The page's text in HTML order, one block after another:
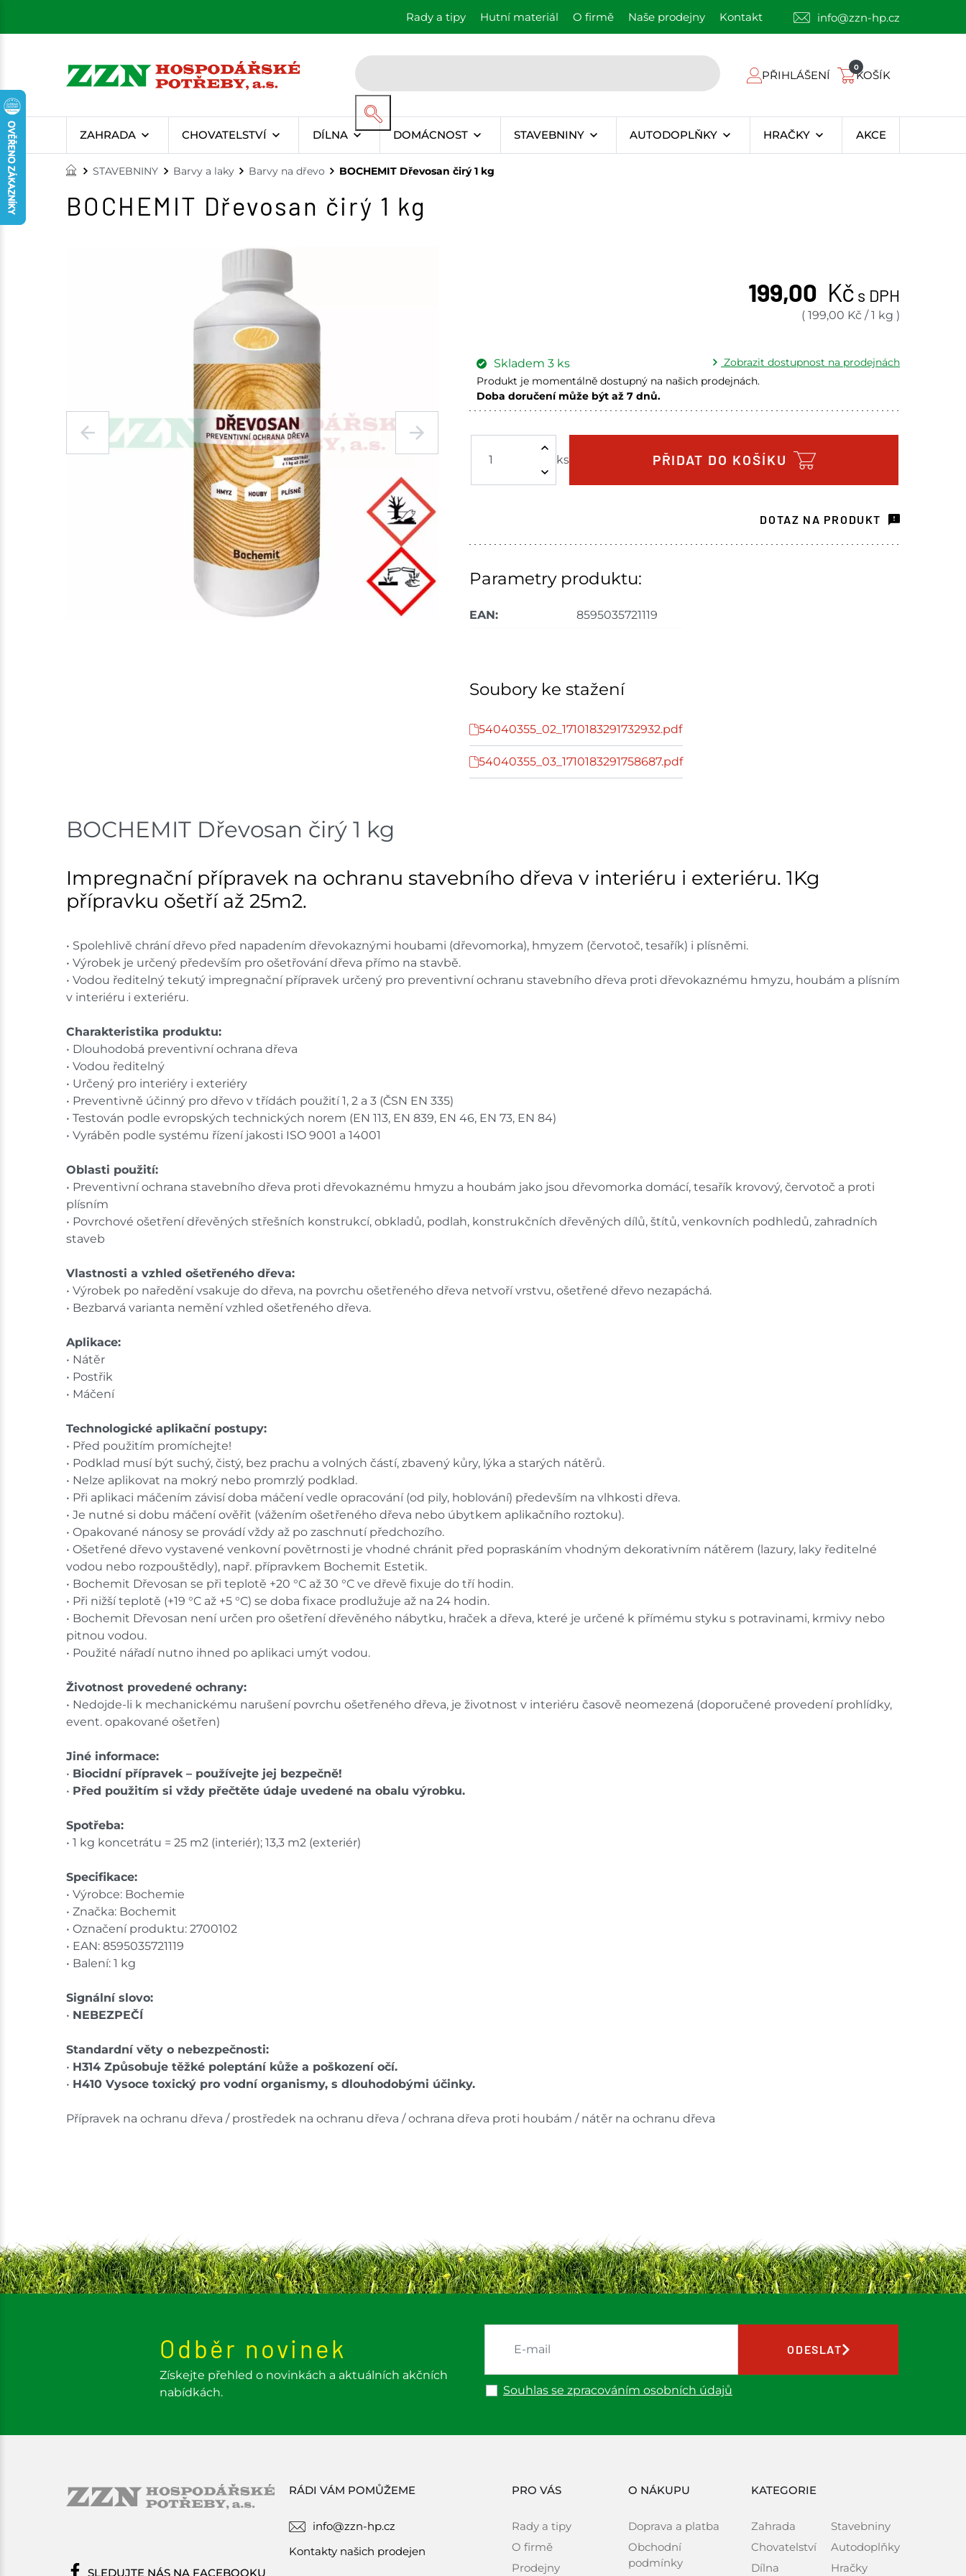
Rady a tipy Hutní materiál O firmě Naše prodejny Kontakt info@zzn-hp.cz
PŘIHLÁŠENÍ
0
KOŠÍK
ZAHRADA CHOVATELSTVÍ DÍLNA DOMÁCNOST STAVEBNINY AUTODOPLŇKY HRAČKY AKCE
STAVEBNINY Barvy a laky Barvy na dřevo BOCHEMIT Dřevosan čirý 1 kg
BOCHEMIT Dřevosan čirý 1 kg
199,00 Kč s DPH
( 199,00 Kč/1 kg )
ks PŘIDAT DO KOŠÍKU
Skladem3 ks
Zobrazit dostupnost na prodejnách
Produkt je momentálně dostupný na našich prodejnách.
Doba doručení může být až 7 dnů.
Velké Meziříčí Skladem na prodejně - doručení do 7 dnů
Ceny na prodejnách se mohou lišit od cen na e-shopu.
DOTAZ NA PRODUKT
Parametry produktu:
EAN: 8595035721119
Soubory ke stažení
54040355_02_1710183291732932.pdf
54040355_03_1710183291758687.pdf
BOCHEMIT Dřevosan čirý 1 kg
Impregnační přípravek na ochranu stavebního dřeva v interiéru i exteriéru. 1Kg
přípravku ošetří až 25m2.
• Spolehlivě chrání dřevo před napadením dřevokaznými houbami (dřevomorka), hmyzem (červotoč, tesařík) i plísněmi.
• Výrobek je určený především pro ošetřování dřeva přímo na stavbě.
• Vodou ředitelný tekutý impregnační přípravek určený pro preventivní ochranu stavebního dřeva proti dřevokaznému hmyzu, houbám a plísním
v interiéru i exteriéru.
Charakteristika produktu:
• Dlouhodobá preventivní ochrana dřeva
• Vodou ředitelný
• Určený pro interiéry i exteriéry
• Preventivně účinný pro dřevo v třídách použití 1, 2 a 3 (ČSN EN 335)
• Testován podle evropských technických norem (EN 113, EN 839, EN 46, EN 73, EN 84)
• Vyráběn podle systému řízení jakosti ISO 9001 a 14001
Oblasti použití:
• Preventivní ochrana stavebního dřeva proti dřevokaznému hmyzu a houbám jako jsou dřevomorka domácí, tesařík krovový, červotoč a proti
plísním
• Povrchové ošetření dřevěných střešních konstrukcí, obkladů, podlah, konstrukčních dřevěných dílů, štítů, venkovních podhledů, zahradních
staveb
Vlastnosti a vzhled ošetřeného dřeva:
• Výrobek po naředění vsakuje do dřeva, na povrchu ošetřeného dřeva netvoří vrstvu, ošetřené dřevo nezapáchá.
• Bezbarvá varianta nemění vzhled ošetřeného dřeva.
Aplikace:
• Nátěr
• Postřik
• Máčení
Technologické aplikační postupy:
• Před použitím promíchejte!
• Podklad musí být suchý, čistý, bez prachu a volných částí, zbavený kůry, lýka a starých nátěrů.
• Nelze aplikovat na mokrý nebo promrzlý podklad.
• Při aplikaci máčením závisí doba máčení vedle opracování (od pily, hoblování) především na vlhkosti dřeva.
• Je nutné si dobu máčení ověřit (vážením ošetřeného dřeva nebo úbytkem aplikačního roztoku).
• Opakované nánosy se provádí vždy až po zaschnutí předchozího.
• Ošetřené dřevo vystavené venkovní povětrnosti je vhodné chránit před popraskáním vhodným dekorativním nátěrem (lazury, laky ředitelné
vodou nebo rozpouštědly), např. přípravkem Bochemit Estetik.
• Bochemit Dřevosan se při teplotě +20 °C až 30 °C ve dřevě fixuje do tří hodin.
• Při nižší teplotě (+19 °C až +5 °C) se doba fixace prodlužuje až na 24 hodin.
• Bochemit Dřevosan není určen pro ošetření dřevěného nábytku, hraček a dřeva, které je určené k přímému styku s potravinami, krmivy nebo
pitnou vodou.
• Použité nářadí nutno ihned po aplikaci umýt vodou.
Životnost provedené ochrany:
• Nedojde-li k mechanickému narušení povrchu ošetřeného dřeva, je životnost v interiéru časově neomezená (doporučené provedení prohlídky,
event. opakované ošetřen)
Jiné informace:
• Biocidní přípravek – používejte jej bezpečně!
• Před použitím si vždy přečtěte údaje uvedené na obalu výrobku.
Spotřeba:
• 1 kg koncetrátu = 25 m2 (interiér); 13,3 m2 (exteriér)
Specifikace:
• Výrobce: Bochemie
• Značka: Bochemit
• Označení produktu: 2700102
• EAN: 8595035721119
• Balení: 1 kg
Signální slovo:
• NEBEZPEČÍ
Standardní věty o nebezpečnosti:
• H314 Způsobuje těžké poleptání kůže a poškození očí.
• H410 Vysoce toxický pro vodní organismy, s dlouhodobými účinky.
Přípravek na ochranu dřeva / prostředek na ochranu dřeva / ochrana dřeva proti houbám / nátěr na ochranu dřeva
Odběr novinek
Získejte přehled o novinkách a aktuálních akčních
nabídkách.
Souhlas se zpracováním osobních údajů
ODESLAT
RÁDI VÁM POMŮŽEME
info@zzn-hp.cz
Kontakty našich prodejen
PRO VÁS
Rady a tipy
O firmě
Prodejny
O NÁKUPU
Doprava a platba
Obchodní
podmínky
KATEGORIE
Zahrada
Chovatelství
Dílna
Stavebniny
Autodoplňky
Hračky
SLEDUJTE NÁS NA FACEBOOKU